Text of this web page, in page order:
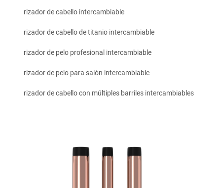
rizador de cabello intercambiable
rizador de cabello de titanio intercambiable
rizador de pelo profesional intercambiable
rizador de pelo para salón intercambiable
rizador de cabello con múltiples barriles intercambiables